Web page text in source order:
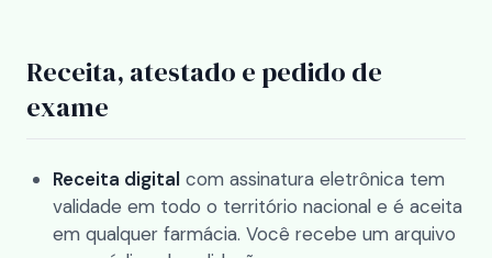
Receita, atestado e pedido de
exame
Receita digital com assinatura eletrônica tem
validade em todo o território nacional e é aceita
em qualquer farmácia. Você recebe um arquivo